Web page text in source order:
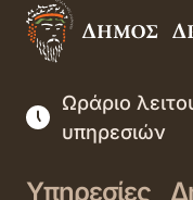
Ωράριο
υπηρεσιών
Υπηρεσίες